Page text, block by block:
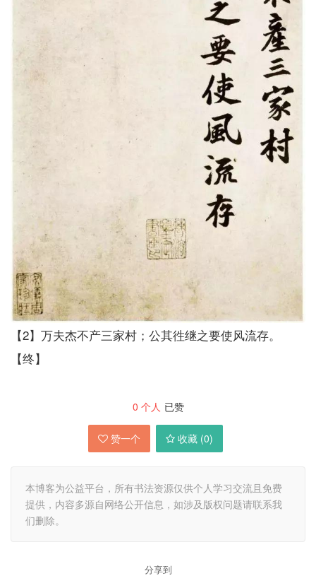
【2】万夫杰不产三家村；公其徃继之要使风流存。
【终】
0 个人 已赞
赞一个 收藏 (0)
本博客为公益平台，所有书法资源仅供个人学习交流且免费
提供，内容多源自网络公开信息，如涉及版权问题请联系我
们删除。
分享到